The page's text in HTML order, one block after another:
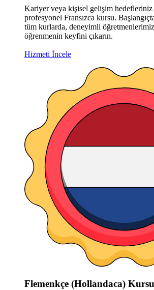
Kariyer veya kişisel gelişim
profesyonel Fransızca kursu.
tüm kurlarda, deneyimli
öğrenmenin keyfini çıkarın.
Hizmeti İncele
Flemenkçe (Hollandaca) Kursu